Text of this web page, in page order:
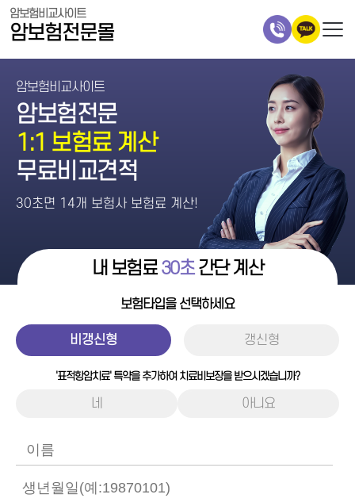
암보험비교사이트
암보험전문몰
암보험비교사이트
암보험전문
1:1 보험료 계산
무료비교견적
30초면 14개 보험사 보험료 계산!
내 보험료30초간단 계산
보험타입을 선택하세요
비갱신형 갱신형
'표적항암치료' 특약을 추가하여 치료비보장을 받으시겠습니까?
네 아니요